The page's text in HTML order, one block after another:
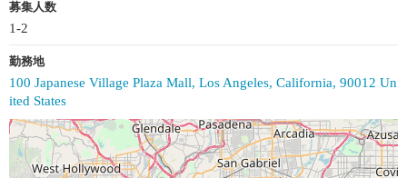
募集人数
1-2
勤務地
100 Japanese Village Plaza Mall, Los Angeles, California, 90012 Un
ited States